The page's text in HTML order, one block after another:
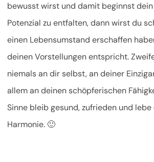
bewusst wirst und damit beginnst
Potenzial zu entfalten, dann wirst du
einen Lebensumstand erschaffen
deinen Vorstellungen entspricht.
niemals an dir selbst, an deiner
allem an deinen schöpferischen
Sinne bleib gesund, zufrieden und lebe
Harmonie. 🙂